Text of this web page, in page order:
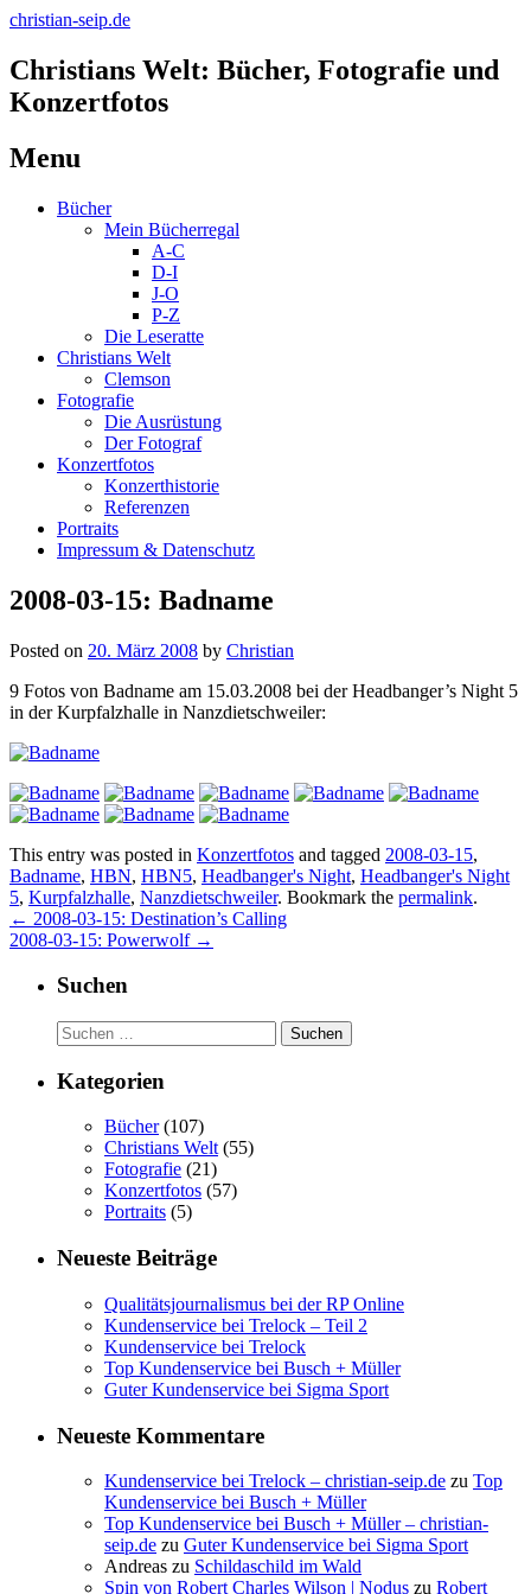
christian-seip.de
Christians Welt: Bücher, Fotografie und
Konzertfotos
Menu
Skip
Bücher
Mein Bücherregal
A-C
D-I
J-O
P-Z
Die Leseratte
Christians Welt
Clemson
Fotografie
Die Ausrüstung
Der Fotograf
Konzertfotos
Konzerthistorie
Referenzen
Portraits
Impressum & Datenschutz
2008-03-15: Badname
Posted on 20. März 2008 by Christian
9 Fotos von Badname am 15.03.2008 bei der Headbanger’s Night 5
in der Kurpfalzhalle in Nanzdietschweiler:
This entry was posted in Konzertfotos and tagged 2008-03-15,
Badname, HBN, HBN5, Headbanger's Night, Headbanger's Night
5, Kurpfalzhalle, Nanzdietschweiler. Bookmark the permalink.
Post
navigation
← 2008-03-15: Destination’s Calling
2008-03-15: Powerwolf →
Suchen
Suchen
nach:
Kategorien
Bücher(107)
Christians Welt(55)
Fotografie (21)
Konzertfotos (57)
Portraits (5)
Neueste Beiträge
Qualitätsjournalismus bei der RP Online
Kundenservice bei Trelock – Teil 2
Kundenservice bei Trelock
Top Kundenservice bei Busch + Müller
Guter Kundenservice bei Sigma Sport
Neueste Kommentare
Kundenservice bei Trelock – christian-seip.de zu Top
Kundenservice bei Busch + Müller
Top Kundenservice bei Busch + Müller – christian-
seip.de zu Guter Kundenservice bei Sigma Sport
Andreas zu Schildaschild im Wald
Spin von Robert Charles Wilson | Nodus zu Robert